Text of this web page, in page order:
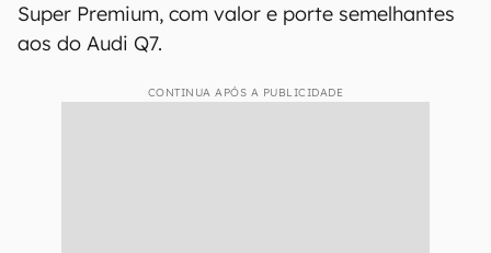
Super Premium, com valor e porte semelhantes
aos do Audi Q7.
CONTINUA APÓS A PUBLICIDADE